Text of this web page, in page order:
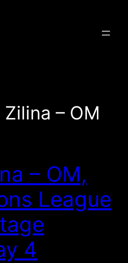
Zilina – OM
– OM,
League
4